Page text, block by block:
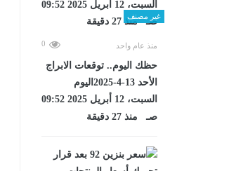
غير مصنف
منذ عام واحد 0
حظك اليوم.. توقعات الابراج
الأحد 13-4-2025اليوم
السبت، 12 أبريل 2025 09:52
صـ منذ 27 دقيقة